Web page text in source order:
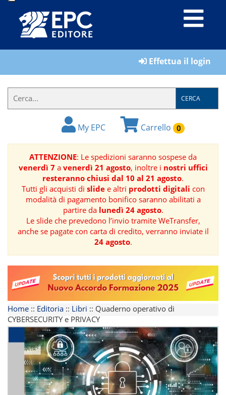
LIBRI
IL
FORMATORE
BOOK
RIVISTE
MANUALISTICA
SOFTWARE
TEMATICHE
Effettua il login
CERCA
My EPC Carrello 0
ATTENZIONE: Le spedizioni saranno sospese da
venerdì 7a venerdì 21 agosto, inoltre i nostri uffici
resteranno chiusi dal 10 al 21 agosto.
Tutti gli acquisti di slidee altri prodotti digitali con
modalità di pagamento bonifico saranno abilitati a
partire da lunedì 24 agosto.
Le slide che prevedono l’invio tramite WeTransfer,
anche se pagate con carta di credito, verranno inviate il
24 agosto.
Home :: Editoria :: Libri :: Quaderno operativo di
CYBERSECURITY e PRIVACY